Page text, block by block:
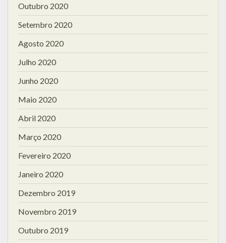
Outubro 2020
Setembro 2020
Agosto 2020
Julho 2020
Junho 2020
Maio 2020
Abril 2020
Março 2020
Fevereiro 2020
Janeiro 2020
Dezembro 2019
Novembro 2019
Outubro 2019